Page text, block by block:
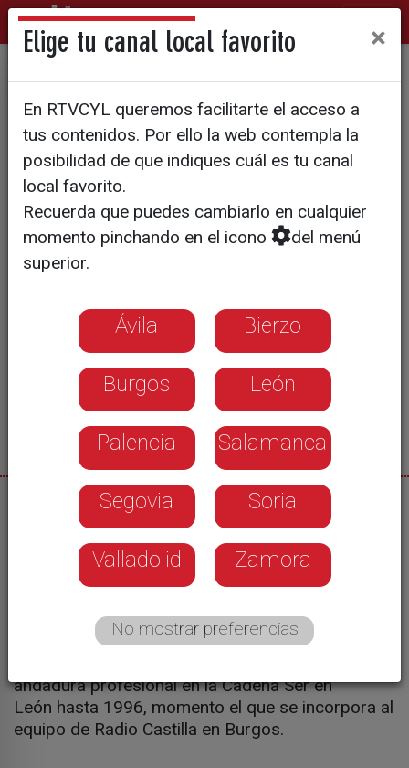
Marisa Vázquez, nueva
directora de Informativos de
CyLTV
29/10/2021
El Consejo de Administración de RTVCyL ha
designado a Marisa Vázquez nueva directora de
Informativos de Castilla y León Televisión
andadura profesional en la Cadena Ser en
León hasta 1996, momento el que se incorpora al
equipo de Radio Castilla en Burgos.
Elige tu canal local favorito ×
En RTVCYL queremos facilitarte el acceso a
tus contenidos. Por ello la web contempla la
posibilidad de que indiques cuál es tu canal
local favorito.
Recuerda que puedes cambiarlo en cualquier
momento pinchando en el icono
del menú
superior.
Ávila Bierzo
Burgos León
Palencia Salamanca
Segovia Soria
Valladolid Zamora
No mostrar preferencias